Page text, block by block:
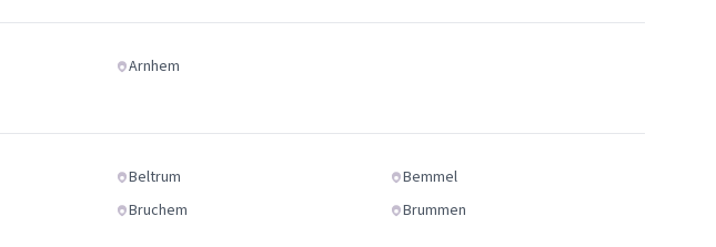
Arnhem
Beltrum
Bemmel
Bruchem Brummen